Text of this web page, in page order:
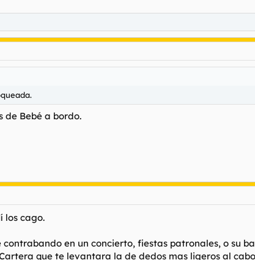
de Bebé a bordo.
los cago.
en un concierto, fiestas patronales, o su
que te levantara la de dedos mas ligeros al